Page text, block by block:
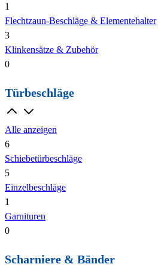
1
Flechtzaun-Beschläge & Elementehalter
3
Klinkensätze & Zubehör
0
Türbeschläge
Alle anzeigen
6
Schiebetürbeschläge
5
Einzelbeschläge
1
Garnituren
0
Scharniere & Bänder